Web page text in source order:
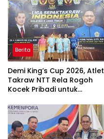
Berita
Demi King’s Cup 2026, Atlet
Takraw NTT Rela Rogoh
Kocek Pribadi untuk
II Surabaya